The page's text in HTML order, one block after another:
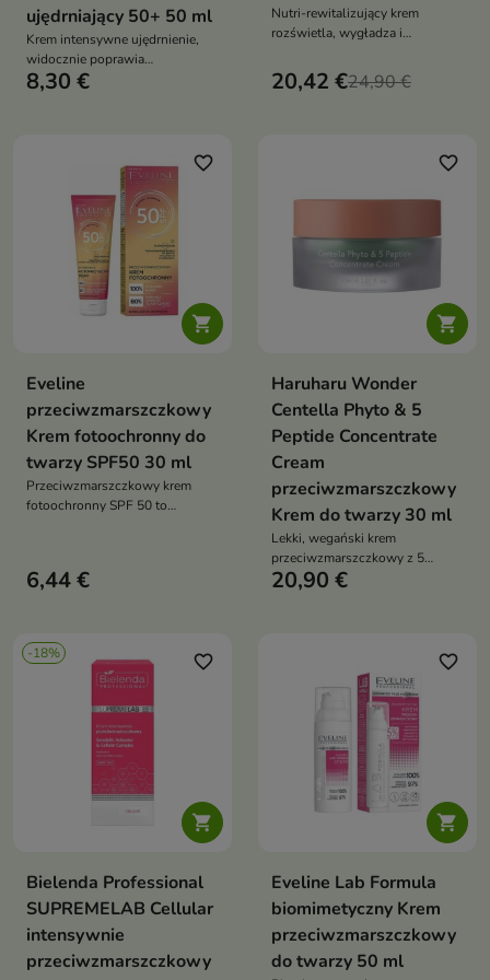
ujędrniający 50+ 50 ml
Krem intensywne ujędrnienie,
widocznie poprawia
elastyczność i wygładza skórę.
barierę hydrolipidową i chroniąc
skórę przed czynnikami
zewnętrznymi
8,30 €
Nutri-rewitalizujący krem
rozświetla, wygładza i
stresem oksydacyjnym,
jednocześnie chroniąc ją przed
20,42 €24,90 €

favorite_border
Eveline
przeciwzmarszczkowy
Krem fotoochronny do
twarzy SPF50 30 ml
Przeciwzmarszczkowy krem
fotoochronny SPF 50 to
zmarszczki, nawilża i poprawia
6,44 €

favorite_border
Haruharu Wonder
Centella Phyto & 5
Peptide Concentrate
Cream
przeciwzmarszczkowy
Krem do twarzy 30 ml
Lekki, wegański krem
przeciwzmarszczkowy z 5
peptydami i wąkrotką – nawilża,
20,90 €
-18%

favorite_border
Bielenda Professional
SUPREMELAB Cellular
intensywnie
przeciwzmarszczkowy

favorite_border
Eveline Lab Formula
biomimetyczny Krem
przeciwzmarszczkowy
do twarzy 50 ml